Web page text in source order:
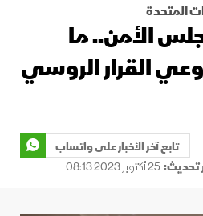
المتحدة
الأمن.. ما
القرار الروسي
تابع آخر الأخبار على واتساب
تحديث:25 أكتوبر 2023 08:13